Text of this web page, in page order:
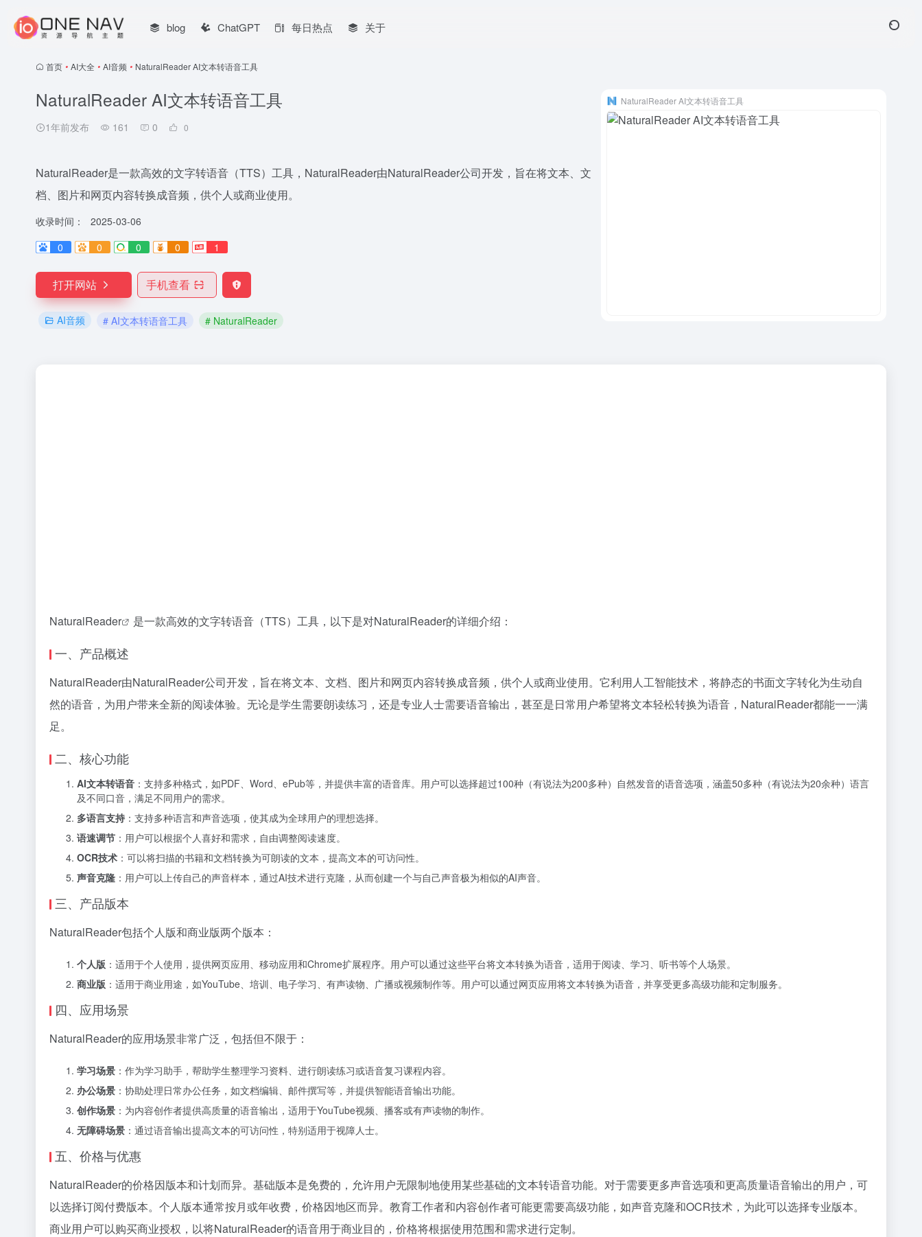
blog ChatGPT 每日热点 关于
首页 • AI大全 • AI音频 • NaturalReader AI文本转语音工具
NaturalReader AI文本转语音工具
1年前发布 161 0 0
NaturalReader是一款高效的文字转语音（TTS）工具，NaturalReader由NaturalReader公司开发，旨在将文本、文
档、图片和网页内容转换成音频，供个人或商业使用。
收录时间：
2025-03-06
0
0 0 0 1
打开网站 手机查看
AI音频 # AI文本转语音工具 # NaturalReader
NaturalReader AI文本转语音工具
NaturalReader 是一款高效的文字转语音（TTS）工具，以下是对NaturalReader的详细介绍：
一、产品概述
NaturalReader由NaturalReader公司开发，旨在将文本、文档、图片和网页内容转换成音频，供个人或商业使用。它利用人工智能技术，将静态的书面文字转化为生动自
然的语音，为用户带来全新的阅读体验。无论是学生需要朗读练习，还是专业人士需要语音输出，甚至是日常用户希望将文本轻松转换为语音，NaturalReader都能一一满
足。
二、核心功能
AI文本转语音 ：支持多种格式，如PDF、Word、ePub等，并提供丰富的语音库。用户可以选择超过100种（有说法为200多种）自然发音的语音选项，涵盖50多种（有说法为20余种）语言
及不同口音，满足不同用户的需求。
多语言支持 ：支持多种语言和声音选项，使其成为全球用户的理想选择。
语速调节 ：用户可以根据个人喜好和需求，自由调整阅读速度。
OCR技术 ：可以将扫描的书籍和文档转换为可朗读的文本，提高文本的可访问性。
声音克隆 ：用户可以上传自己的声音样本，通过AI技术进行克隆，从而创建一个与自己声音极为相似的AI声音。
三、产品版本
NaturalReader包括个人版和商业版两个版本：
个人版 ：适用于个人使用，提供网页应用、移动应用和Chrome扩展程序。用户可以通过这些平台将文本转换为语音，适用于阅读、学习、听书等个人场景。
商业版 ：适用于商业用途，如YouTube、培训、电子学习、有声读物、广播或视频制作等。用户可以通过网页应用将文本转换为语音，并享受更多高级功能和定制服务。
四、应用场景
NaturalReader的应用场景非常广泛，包括但不限于：
学习场景 ：作为学习助手，帮助学生整理学习资料、进行朗读练习或语音复习课程内容。
办公场景 ：协助处理日常办公任务，如文档编辑、邮件撰写等，并提供智能语音输出功能。
创作场景 ：为内容创作者提供高质量的语音输出，适用于YouTube视频、播客或有声读物的制作。
无障碍场景 ：通过语音输出提高文本的可访问性，特别适用于视障人士。
五、价格与优惠
NaturalReader的价格因版本和计划而异。基础版本是免费的，允许用户无限制地使用某些基础的文本转语音功能。对于需要更多声音选项和更高质量语音输出的用户，可
以选择订阅付费版本。个人版本通常按月或年收费，价格因地区而异。教育工作者和内容创作者可能更需要高级功能，如声音克隆和OCR技术，为此可以选择专业版本。
商业用户可以购买商业授权，以将NaturalReader的语音用于商业目的，价格将根据使用范围和需求进行定制。